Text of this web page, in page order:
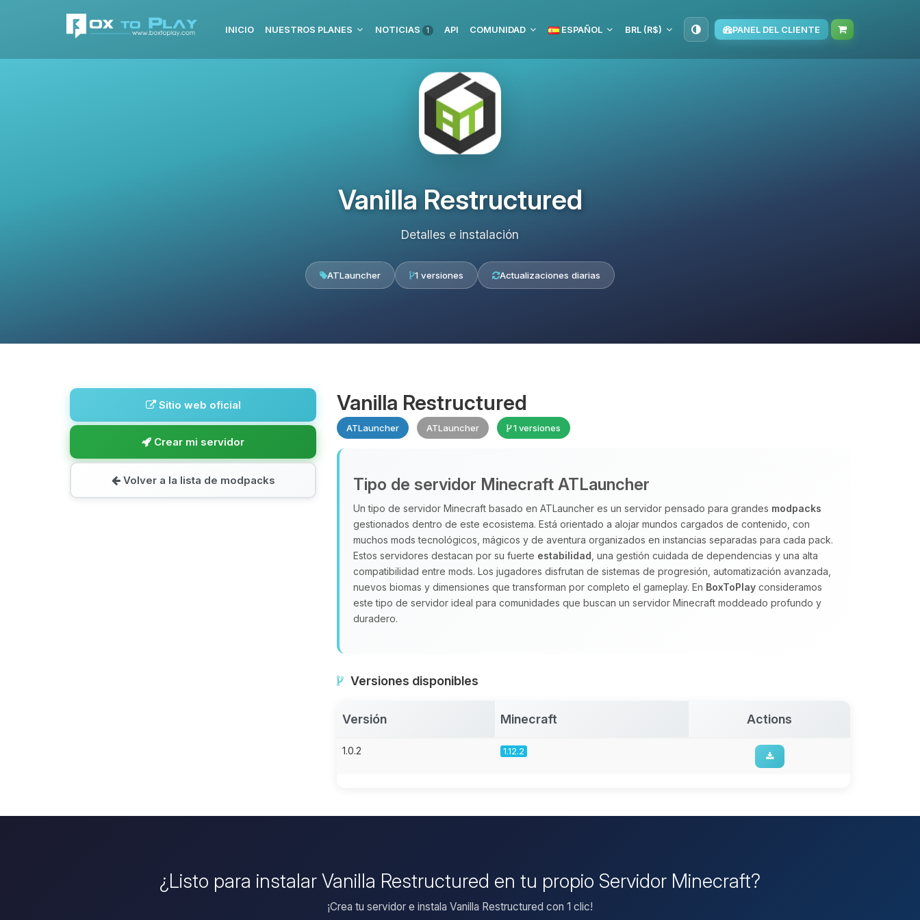
INICIO NUESTROS PLANES NOTICIAS 1 API COMUNIDAD ESPAÑOL BRL (R$) PANEL DEL CLIENTE
Vanilla Restructured
Detalles e instalación
ATLauncher 1 versiones Actualizaciones diarias
Sitio web oficial
Crear mi servidor
Volver a la lista de modpacks
Vanilla Restructured
ATLauncher ATLauncher 1 versiones
Tipo de servidor Minecraft ATLauncher
Un tipo de servidor Minecraft basado en ATLauncher es un servidor pensado para grandes modpacks
gestionados dentro de este ecosistema. Está orientado a alojar mundos cargados de contenido, con
muchos mods tecnológicos, mágicos y de aventura organizados en instancias separadas para cada pack.
Estos servidores destacan por su fuerte estabilidad , una gestión cuidada de dependencias y una alta
compatibilidad entre mods. Los jugadores disfrutan de sistemas de progresión, automatización avanzada,
nuevos biomas y dimensiones que transforman por completo el gameplay. En BoxToPlay consideramos
este tipo de servidor ideal para comunidades que buscan un servidor Minecraft moddeado profundo y
duradero.
Versiones disponibles
Versión Minecraft Actions
1.0.2 1.12.2
¿Listo para instalar Vanilla Restructured en tu propio Servidor Minecraft?
¡Crea tu servidor e instala Vanilla Restructured con 1 clic!